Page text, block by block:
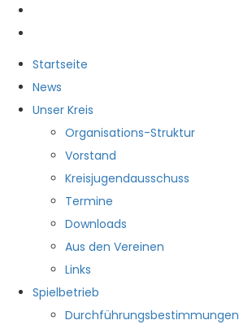
Startseite
News
Unser Kreis
Organisations-Struktur
Vorstand
Kreisjugendausschuss
Termine
Downloads
Aus den Vereinen
Links
Spielbetrieb
Durchführungsbestimmungen